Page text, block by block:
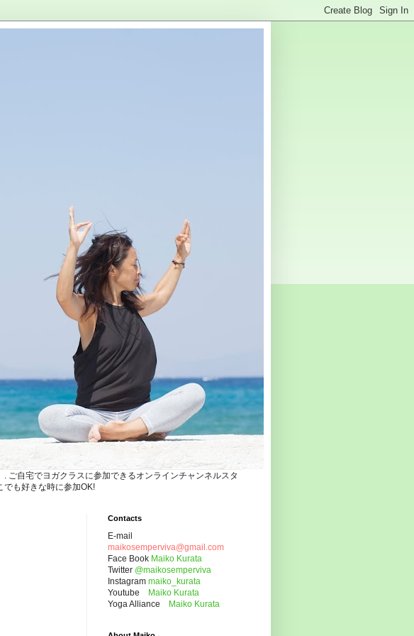
自宅でヨガクラスに参加できるオンラインチャンネルスタ
でも好きな時に参加OK!
Contacts
E-mail
maikosemperviva@gmail.com
Face Book Maiko Kurata
Twitter @maikosemperviva
Instagram maiko_kurata
Youtube
Maiko Kurata
Yoga Alliance
Maiko Kurata